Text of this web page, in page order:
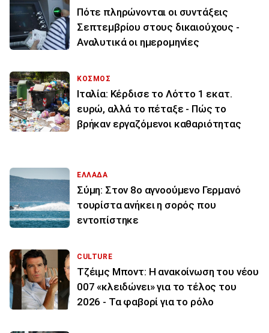
Πότε πληρώνονται οι συντάξεις
Σεπτεμβρίου στους δικαιούχους -
Αναλυτικά οι ημερομηνίες
ΚΟΣΜΟΣ
Ιταλία: Κέρδισε το Λόττο 1 εκατ.
ευρώ, αλλά το πέταξε - Πώς το
βρήκαν εργαζόμενοι καθαριότητας
ΕΛΛΑΔΑ
Σύμη: Στον 8ο αγνοούμενο Γερμανό
τουρίστα ανήκει η σορός που
εντοπίστηκε
CULTURE
Τζέιμς Μποντ: Η ανακοίνωση του νέου
007 «κλειδώνει» για το τέλος του
2026 - Τα φαβορί για το ρόλο